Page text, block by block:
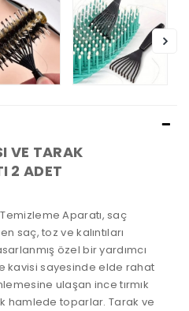
VE TARAK
2 ADET
Aparatı, saç
saç, toz ve kalıntıları
özel bir yardımcı
kavisi sayesinde elde rahat
ulaşan ince tırmık
hamlede toparlar. Tarak ve